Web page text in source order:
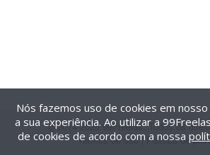
@2014-2026 99Freelas. Todos os
Termos de uso| Política de
Nós fazemos uso de cookies em
a sua experiência. Ao utilizar a
de cookies de acordo com a nossa